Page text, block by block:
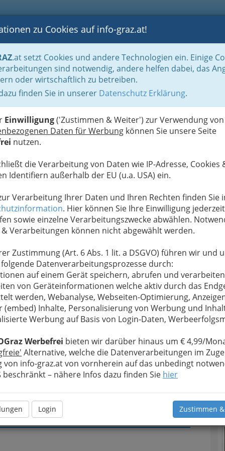
BLOGS FOTOS GASTRONOMIE BRANCHEN
zu Cookies auf info-graz.at!
.at setzt Cookies und andere Technologien ein. Einige
sind notwendig, andere helfen dabei, das
oder wirtschaftlich zu betreiben.
finden Sie in unserer Datenschutz Erklärung.
Einwilligung('Zustimmen & Weiter') zur Verwendung von
Daten für Werbung können Sie unsere Seite
nutzen.
die Verarbeitung von Daten wie IP-Adresse, Cookies
Identifiern außerhalb der EU (u.a. USA) ein.
Verarbeitung Ihrer Daten und Ihren Rechten finden Sie
. Hier können Sie Ihre Einwilligung jederzeit
sowie einzelne Verarbeitungszwecke abwählen.
& Verarbeitungen können nicht abgewählt werden.
Zustimmung (Art. 6 Abs. 1 lit. a DSGVO) führen wir und
Datenverarbeitungsprozesse durch:
auf einem Gerät speichern, abrufen und
von Geräteinformationen welche aktiv durch das
werden, Webanalyse, Webseiten-Optimierung,
(embed) Inhalte, Personalisierung von Werbung und
Werbung auf Basis von Login-Daten,
Werbefrei bieten wir darüber hinaus um € 4,99/
Alternative, welche die Datenverarbeitungen im
von info-graz.at von vornherein auf das unbedingt
beschränkt – nähere Infos dazu finden Sie hier
Login Zustimmen
Reinigung & Service Abfallentsorgung
Ihre Nachricht wird nach dem Absenden
- Gesellschaft für Abfallwirtschaft, Energie-
Meine Nachricht
Meine Nachricht senden